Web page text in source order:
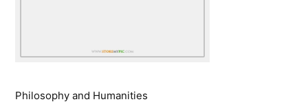
Philosophy and Humanities